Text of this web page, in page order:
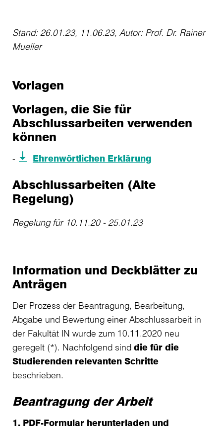
Stand: 26.01.23, 11.06.23, Autor: Prof. Dr. Rainer
Mueller
Vorlagen
Vorlagen, die Sie für
Abschlussarbeiten verwenden
können
Ehrenwörtlichen Erklärung
Abschlussarbeiten (Alte
Regelung)
Regelung für 10.11.20 - 25.01.23
Information und Deckblätter zu
Anträgen
Der Prozess der Beantragung, Bearbeitung,
Abgabe und Bewertung einer Abschlussarbeit in
der Fakultät IN wurde zum 10.11.2020 neu
geregelt (*). Nachfolgend sind die für die
Studierenden relevanten Schritte
beschrieben.
Beantragung der Arbeit
1. PDF-Formular herunterladen und